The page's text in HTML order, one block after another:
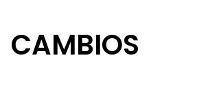
CAMBIOS